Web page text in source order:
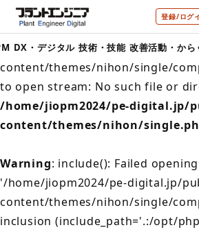
登録/ログ
DX・デジタル 技術・技能 改善活動・から
Warning: include(/home/
digital.jp/public_html/wp-
content/themes/nihon/single/
to open stream: No such file or
/home/jiopm2024/pe-digital.jp/
content/themes/nihon/
Warning: include(): Failed opening
'/home/jiopm2024/pe-digital.jp/
content/themes/nihon/single/
inclusion (include_path='.:/opt/